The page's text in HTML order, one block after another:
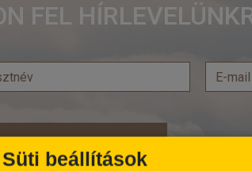
FEL
Feliratkozás
Süti beállítások